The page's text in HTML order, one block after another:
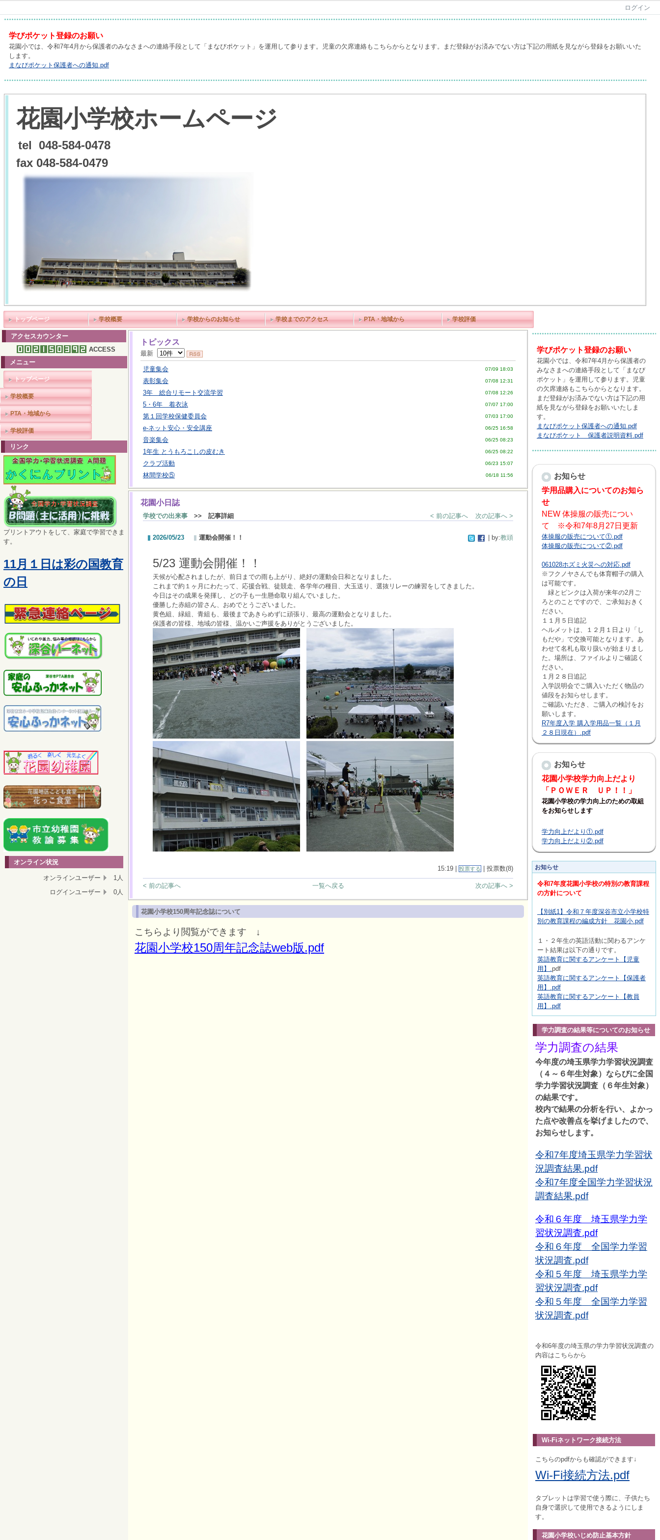
ログイン
学びポケット登録のお願い
花園小では、令和7年4月から保護者のみなさまへの連絡手段として「まなびポケット」を運用して参ります。児童の欠席連絡もこちらからとなります。まだ登録がお済みでない方は下記の用紙を見ながら登録をお願いいた
します。
まなびポケット保護者への通知.pdf
花園小学校ホームページ
tel 048-584-0478
fax 048-584-0479
トップページ 学校概要 学校からのお知らせ 学校までのアクセス PTA・地域から 学校評価
アクセスカウンター
ACCESS
メニュー
トップページ
学校概要
PTA・地域から
学校評価
リンク
プリントアウトをして、家庭で学習できま
す。
11月１日は彩の国教育
の日
オンライン状況
オンラインユーザー
1人
ログインユーザー
0人
トピックス
最新
児童集会 07/09 18:03
表彰集会 07/08 12:31
3年 総合リモート交流学習 07/08 12:26
5・6年 着衣泳 07/07 17:00
第１回学校保健委員会 07/03 17:00
e-ネット安心・安全講座 06/25 16:58
音楽集会 06/25 08:23
1年生 とうもろこしの皮むき 06/25 08:22
クラブ活動 06/23 15:07
林間学校⑤ 06/18 11:56
花園小日誌
学校での出来事 >> 記事詳細 < 前の記事へ 次の記事へ >
2026/05/23 運動会開催！！ | by:教頭
5/23 運動会開催！！
天候が心配されましたが、前日までの雨も上がり、絶好の運動会日和となりました。
これまで約１ヶ月にわたって、応援合戦、徒競走、各学年の種目、大玉送り、選抜リレーの練習をしてきました。
今日はその成果を発揮し、どの子も一生懸命取り組んでいました。
優勝した赤組の皆さん、おめでとうございました。
黄色組、緑組、青組も、最後まであきらめずに頑張り、最高の運動会となりました。
保護者の皆様、地域の皆様、温かいご声援をありがとうございました。
15:19 | 投票する | 投票数(8)
< 前の記事へ 次の記事へ >
一覧へ戻る
花園小学校150周年記念誌について
こちらより閲覧ができます ↓
花園小学校150周年記念誌web版.pdf
学びポケット登録のお願い
花園小では、令和7年4月から保護者の
みなさまへの連絡手段として「まなび
ポケット」を運用して参ります。児童
の欠席連絡もこちらからとなります。
まだ登録がお済みでない方は下記の用
紙を見ながら登録をお願いいたしま
す。
まなびポケット保護者への通知.pdf
まなびポケット 保護者説明資料.pdf
お知らせ
学用品購入についてのお知ら
せ
NEW 体操服の販売につい
て ※令和7年8月27日更新
体操服の販売について①.pdf
体操服の販売について②.pdf
061028ホズミ火災への対応.pdf
※フクノヤさんでも体育帽子の購入
は可能です。
緑とピンクは入荷が来年の2月ご
ろとのことですので、ご承知おきく
ださい。
１１月５日追記
ヘルメットは、１２月１日より「し
もだや」で交換可能となります。あ
わせて名札も取り扱いが始まりまし
た。場所は、ファイルよりご確認く
ださい。
１月２８日追記
入学説明会でご購入いただく物品の
値段をお知らせします。
ご確認いただき、ご購入の検討をお
願いします。
R7年度入学 購入学用品一覧（１月
２８日現在）.pdf
お知らせ
花園小学校学力向上だより
「ＰＯＷＥＲ ＵＰ！！」
花園小学校の学力向上のための取組
をお知らせします
学力向上だより①.pdf
学力向上だより②.pdf
お知らせ
令和7年度花園小学校の特別の教育課程
の方針について
【別紙1】令和７年度深谷市立小学校特
別の教育課程の編成方針 花園小.pdf
１・２年生の英語活動に関わるアンケ
ート結果は以下の通りです。
英語教育に関するアンケート【児童
用】.pdf
英語教育に関するアンケート【保護者
用】.pdf
英語教育に関するアンケート【教員
用】.pdf
学力調査の結果等についてのお知らせ
学力調査の結果
今年度の埼玉県学力学習状況調査
（４～６年生対象）ならびに全国
学力学習状況調査（６年生対象）
の結果です。
校内で結果の分析を行い、よかっ
た点や改善点を挙げましたので、
お知らせします。
令和7年度埼玉県学力学習状
況調査結果.pdf
令和7年度全国学力学習状況
調査結果.pdf
令和６年度 埼玉県学力学
習状況調査.pdf
令和６年度 全国学力学習
状況調査.pdf
令和５年度 埼玉県学力学
習状況調査.pdf
令和５年度 全国学力学習
状況調査.pdf
令和6年度の埼玉県の学力学習状況調査の
内容はこちらから
Wi-Fiネットワーク接続方法
こちらのpdfからも確認ができます↓
Wi-Fi接続方法.pdf
タブレットは学習で使う際に、子供たち
自身で選択して使用できるようにしま
す。
花園小学校いじめ防止基本方針